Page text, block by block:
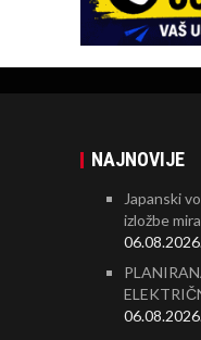
NAJNOVIJE
Japanski
izložbe